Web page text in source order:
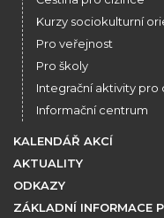
Kurzy sociokulturní
Pro veřejnost
Pro školy
Integrační aktivity pro
Informační centrum
KALENDÁŘ AKCÍ
AKTUALITY
ODKAZY
ZÁKLADNÍ INFORMACE